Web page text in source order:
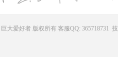
巨大爱好者版权所有 客服QQ: 365718731